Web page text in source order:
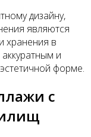
дизайну,
являются
хранения в
и
форме.
с